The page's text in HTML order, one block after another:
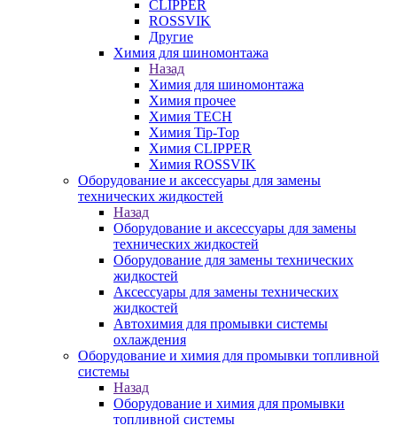
CLIPPER
ROSSVIK
Другие
Химия для шиномонтажа
Назад
Химия для шиномонтажа
Химия прочее
Химия TECH
Химия Tip-Top
Химия CLIPPER
Химия ROSSVIK
Оборудование и аксессуары для замены
технических жидкостей
Назад
Оборудование и аксессуары для замены
технических жидкостей
Оборудование для замены технических
жидкостей
Аксессуары для замены технических
жидкостей
Автохимия для промывки системы
охлаждения
Оборудование и химия для промывки топливной
системы
Назад
Оборудование и химия для промывки
топливной системы